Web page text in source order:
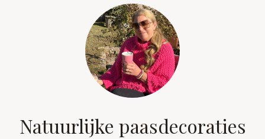
Natuurlijke paasdecoraties